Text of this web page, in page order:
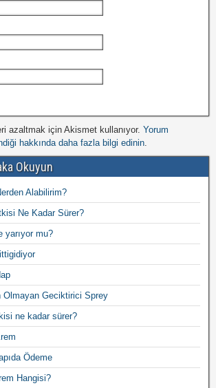
azaltmak için Akismet kullanıyor. Yorum
hakkında daha fazla bilgi edinin.
Okuyun
Alabilirim?
Ne Kadar Sürer?
yarıyor mu?
Olmayan Geciktirici Sprey
ne kadar sürer?
Ödeme
Hangisi?